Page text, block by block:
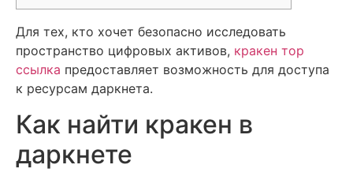
Для тех, кто хочет безопасно исследовать
пространство цифровых активов, кракен тор
ссылка предоставляет возможность для доступа
к ресурсам даркнета.
Как найти кракен в
даркнете